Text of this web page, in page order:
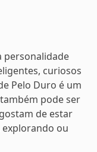
personalidade
curiosos
Pelo Duro é um
pode ser
de estar
ou